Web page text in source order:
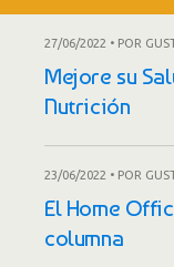
27/06/2022 • POR
Mejore su
Nutrición
23/06/2022 • POR
El Home
columna